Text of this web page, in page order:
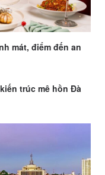
mát, điểm đến an
trúc mê hồn Đà